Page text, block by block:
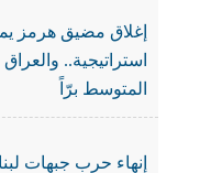
إغلاق مضيق هرمز
استراتيجية..
المتوسط برّاً
إنهاء حرب جبهات